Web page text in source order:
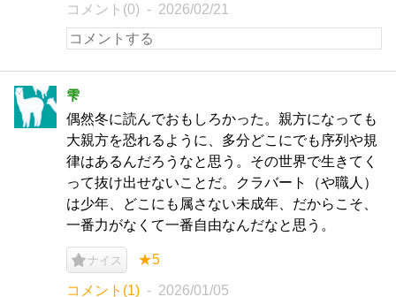
コメント(0) 2026/02/21
雫
偶然冬に読んでおもしろかった。親方になっても
大親方を恐れるように、多分どこにでも序列や規
律はあるんだろうなと思う。その世界で生きてく
って抜け出せないことだ。クラバート（や職人）
は少年、どこにも属さない未成年、だからこそ、
一番力がなくて一番自由なんだなと思う。
ナイス ★5
コメント(1) 2026/01/05